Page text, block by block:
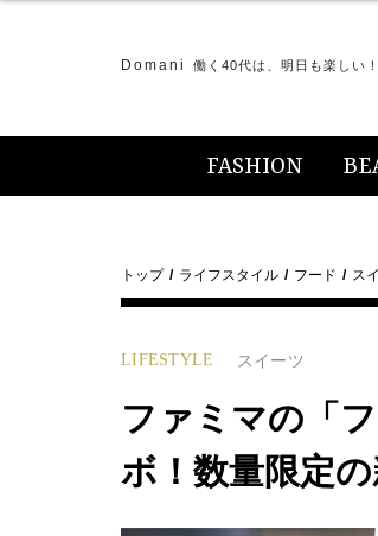
Domani 働く40代は、明日も楽しい！
FASHION
トップ ライフスタイル フード ス
LIFESTYLE スイーツ
ファミマの「
ボ！数量限定